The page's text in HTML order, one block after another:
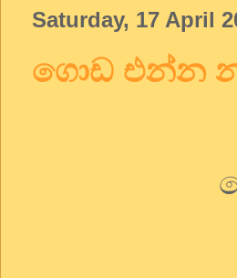
Saturday, 17 April
ගොඩ එන්න